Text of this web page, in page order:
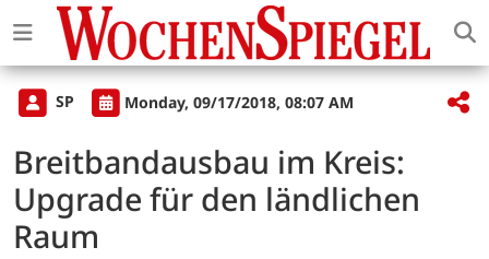
SP Monday, 09/17/2018, 08:07 AM
Breitbandausbau im Kreis:
Upgrade für den ländlichen
Raum